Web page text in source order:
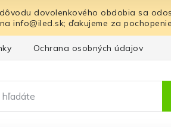
dôvodu dovolenkového obdobia sa
info@iled.sk; ďakujeme za
Ochrana osobných údajov